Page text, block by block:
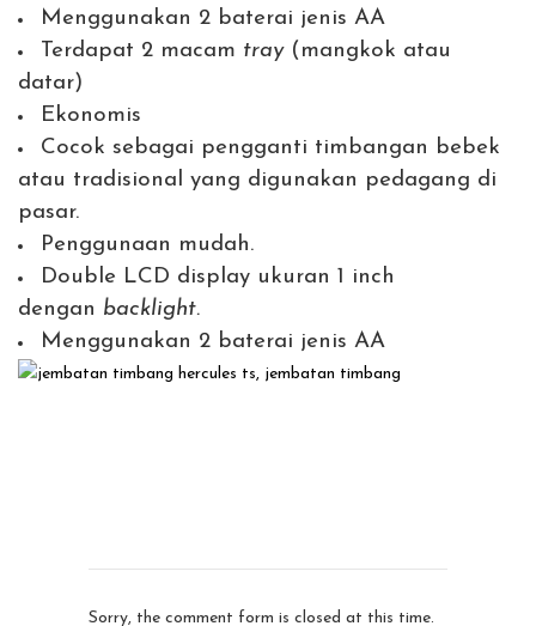
Menggunakan 2 baterai jenis AA
Terdapat 2 macam tray (mangkok atau
datar)
Ekonomis
Cocok sebagai pengganti timbangan bebek
atau tradisional yang digunakan pedagang di
pasar.
Penggunaan mudah.
Double LCD display ukuran 1 inch
dengan backlight.
Menggunakan 2 baterai jenis AA
Sorry, the comment form is closed at this time.